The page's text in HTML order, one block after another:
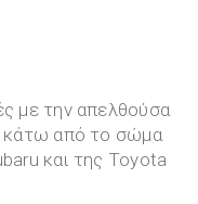
με την απελθούσα
κάτω από το σώμα
και της Toyota